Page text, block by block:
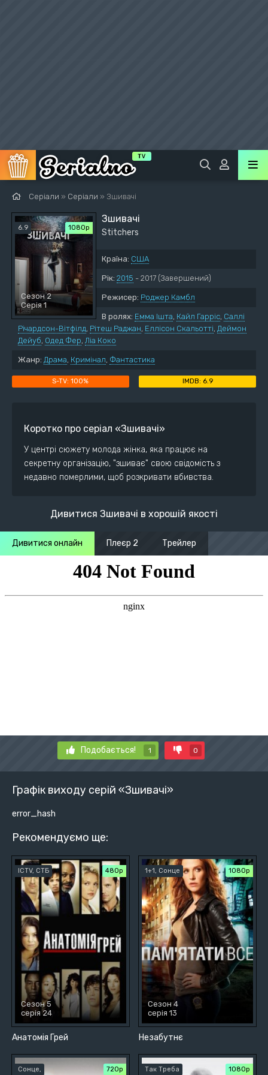
Серіали » Серіали » Зшивачі
6.9 1080p
Сезон 2
Серія 1
Зшивачі
Stitchers
Країна: США
Рік: 2015 - 2017 (Завершений)
Режисер: Роджер Камбл
В ролях: Емма Ішта, Кайл Гарріс, Саллі
Річардсон-Вітфілд, Рітеш Раджан, Еллісон Скальотті, Деймон
Дейуб, Одед Фер, Ліа Коко
Жанр: Драма, Кримінал, Фантастика
100% 6.9
Коротко про серіал «Зшивачі»
У центрі сюжету молода жінка, яка працює на
секретну організацію, "зшиває" свою свідомість з
недавно померлими, щоб розкривати вбивства.
Дивитися Зшивачі в хорошій якості
Дивитися онлайн Плеєр 2 Трейлер
Подобається! 1 0
Графік виходу серій «Зшивачі»
error_hash
Рекомендуємо ще:
Анатомія Грей
ICTV, СТБ 480р
Сезон 5
серія 24
Незабутнє
1+1, Сонце 1080p
Сезон 4
серія 13
Сонце, 720р Так Треба 1080p